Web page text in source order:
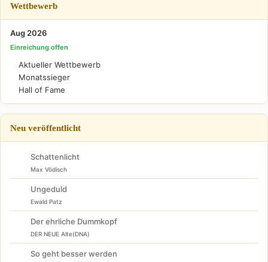
Wettbewerb
Aug 2026
Einreichung offen
Aktueller Wettbewerb
Monatssieger
Hall of Fame
Neu veröffentlicht
Schattenlicht
Max Vödisch
Ungeduld
Ewald Patz
Der ehrliche Dummkopf
DER NEUE Alte(DNA)
So geht besser werden